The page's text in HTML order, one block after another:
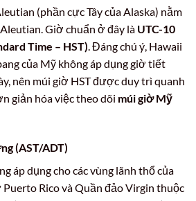
(phần cực Tây của Alaska) nằm
Giờ chuẩn ở đây là UTC-10
Time – HST). Đáng chú ý, Hawaii
của Mỹ không áp dụng giờ tiết
nên múi giờ HST được duy trì quanh
giản hóa việc theo dõi múi giờ Mỹ
(AST/ADT)
áp dụng cho các vùng lãnh thổ của
Rico và Quần đảo Virgin thuộc